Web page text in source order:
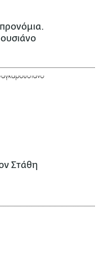
Στάθη